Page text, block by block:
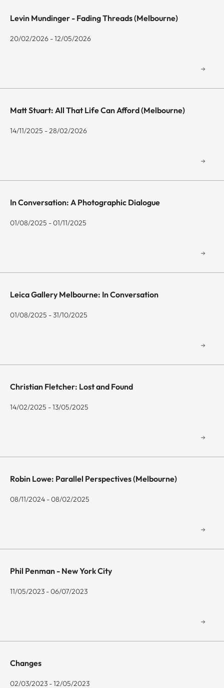
Levin Mundinger - Fading Threads (Melbourne)
20/02/2026 - 12/05/2026
Matt Stuart: All That Life Can Afford (Melbourne)
14/11/2025 - 28/02/2026
In Conversation: A Photographic Dialogue
01/08/2025 - 01/11/2025
Leica Gallery Melbourne: In Conversation
01/08/2025 - 31/10/2025
Christian Fletcher: Lost and Found
14/02/2025 - 13/05/2025
Robin Lowe: Parallel Perspectives (Melbourne)
08/11/2024 - 08/02/2025
Phil Penman - New York City
11/05/2023 - 06/07/2023
Changes
02/03/2023 - 12/05/2023